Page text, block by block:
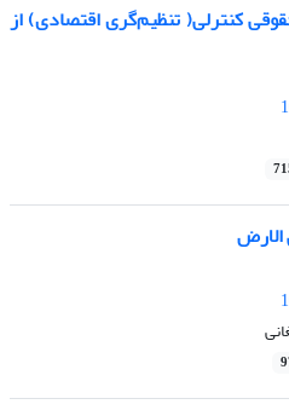
کنترلی( تنظیم‌گری اقتصادی) از